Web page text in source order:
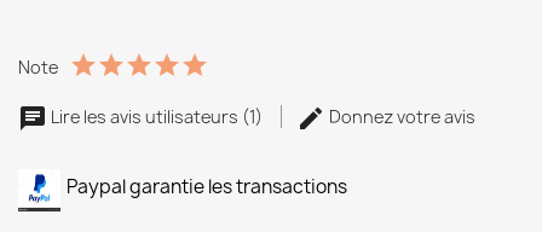
Note
Lire les avis utilisateurs (1) Donnez votre avis
Paypal garantie les transactions